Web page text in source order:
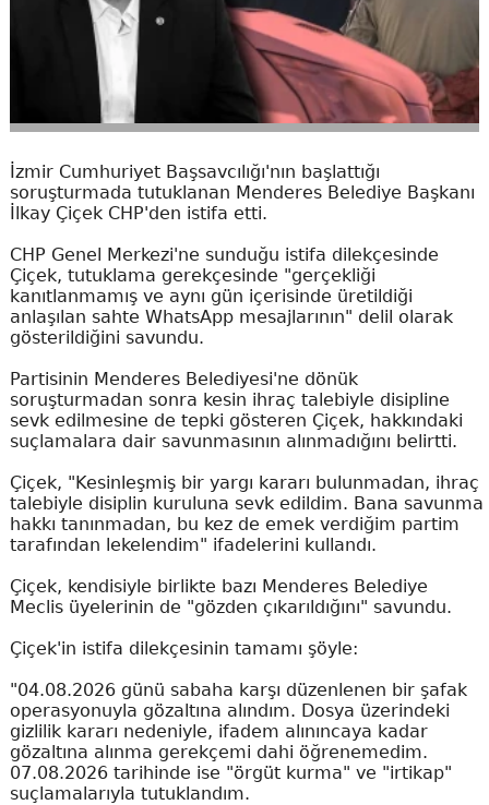
İzmir Cumhuriyet Başsavcılığı'nın başlattığı
soruşturmada tutuklanan Menderes Belediye Başkanı
İlkay Çiçek CHP'den istifa etti.
CHP Genel Merkezi'ne sunduğu istifa dilekçesinde
Çiçek, tutuklama gerekçesinde "gerçekliği
kanıtlanmamış ve aynı gün içerisinde üretildiği
anlaşılan sahte WhatsApp mesajlarının" delil olarak
gösterildiğini savundu.
Partisinin Menderes Belediyesi'ne dönük
soruşturmadan sonra kesin ihraç talebiyle disipline
sevk edilmesine de tepki gösteren Çiçek, hakkındaki
suçlamalara dair savunmasının alınmadığını belirtti.
Çiçek, "Kesinleşmiş bir yargı kararı bulunmadan, ihraç
talebiyle disiplin kuruluna sevk edildim. Bana savunma
hakkı tanınmadan, bu kez de emek verdiğim partim
tarafından lekelendim" ifadelerini kullandı.
Çiçek, kendisiyle birlikte bazı Menderes Belediye
Meclis üyelerinin de "gözden çıkarıldığını" savundu.
Çiçek'in istifa dilekçesinin tamamı şöyle:
"04.08.2026 günü sabaha karşı düzenlenen bir şafak
operasyonuyla gözaltına alındım. Dosya üzerindeki
gizlilik kararı nedeniyle, ifadem alınıncaya kadar
gözaltına alınma gerekçemi dahi öğrenemedim.
07.08.2026 tarihinde ise "örgüt kurma" ve "irtikap"
suçlamalarıyla tutuklandım.